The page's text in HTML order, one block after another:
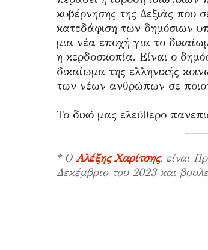
κυβέρνησης της Δεξιάς που
κατεδάφιση των δημόσιων
μια νέα εποχή για το
η κερδοσκοπία. Είναι ο
δικαίωμα της ελληνικής
των νέων ανθρώπων σε
Το δικό μας ελεύθερο
* Ο Αλέξης Χαρίτσης, είναι
Δεκέμβριο του 2023 και